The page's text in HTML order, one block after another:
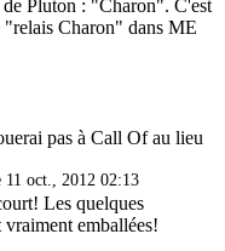
de Pluton : "Charon". C'est
Charon" dans ME
pas à Call Of au lieu
oct., 2012 02:13
Les quelques
emballées!